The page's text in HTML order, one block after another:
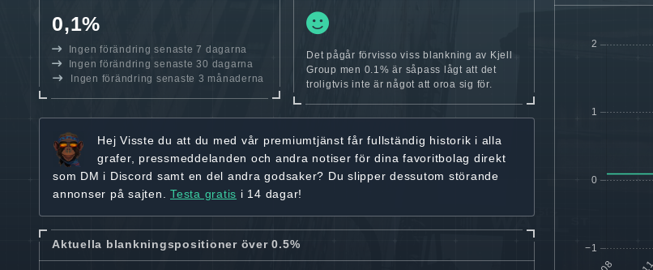
0,1%
Ingen förändring senaste 7 dagarna
Ingen förändring senaste 30 dagarna
Ingen förändring senaste 3 månaderna
Det pågår förvisso viss blankning av Kjell
Group men 0.1% är såpass lågt att det
troligtvis inte är något att oroa sig för.
Hej Visste du att du med vår premiumtjänst fårfullständig historik i alla
grafer, pressmeddelanden och andra notiser för dina favoritbolag direkt
som DM i Discord samt en del andra godsaker? Du slipper dessutom störande
annonser på sajten. Testa gratis i 14 dagar!
Aktuella blankningspositioner över 0.5%